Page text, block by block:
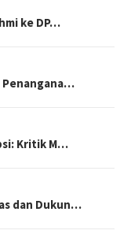
ke DP…
Penangana…
Kritik M…
dan Dukun…